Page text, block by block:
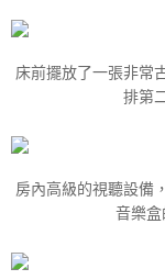
床前擺放了一張非常
排第
房內高級的視聽設備
音樂盒